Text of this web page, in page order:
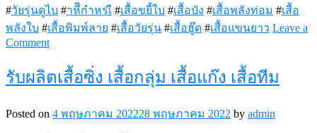
#วัยรุ่นดูไบ #าหีิกำหรเื #เสื้อขยี้ใบ #เสื้อบัง #เสื้อพลังท่อม #เสื้อ
พลังใบ #เสื้อพิมพ์ลาย #เสื้อวัยรุ่น #เสื้อฮู๊ด #เสื้อแขนยาว Leave a
Commenton
พลัง
รับผลิตเสื้อซิ่ง เสื้อกลุ่ม เสื้อแก๊ง เสื้อทีม
Posted on 4 พฤษภาคม 202228 พฤษภาคม 2022 by admin